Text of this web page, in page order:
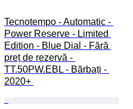
Tecnotempo - Automatic -
Power Reserve - Limited
Edition - Blue Dial - Fără
preț de rezervă -
TT.50PW.EBL - Bărbați -
2020+